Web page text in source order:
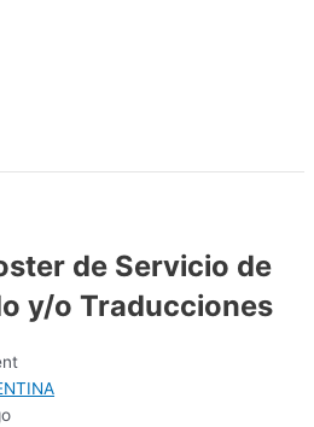
de Servicio de
y/o Traducciones